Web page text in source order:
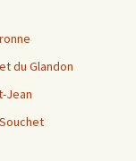
du Glandon
Jean